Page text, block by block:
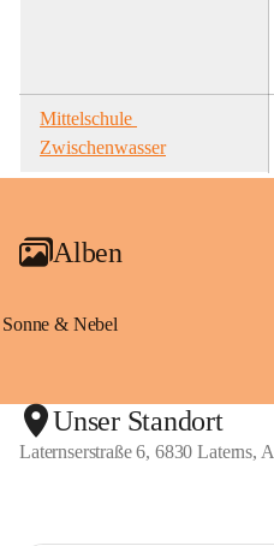
Mittelschule
Zwischenwasser
Alben
Sonne & Nebel
Unser Standort
Laternserstraße 6, 6830 Laterns,